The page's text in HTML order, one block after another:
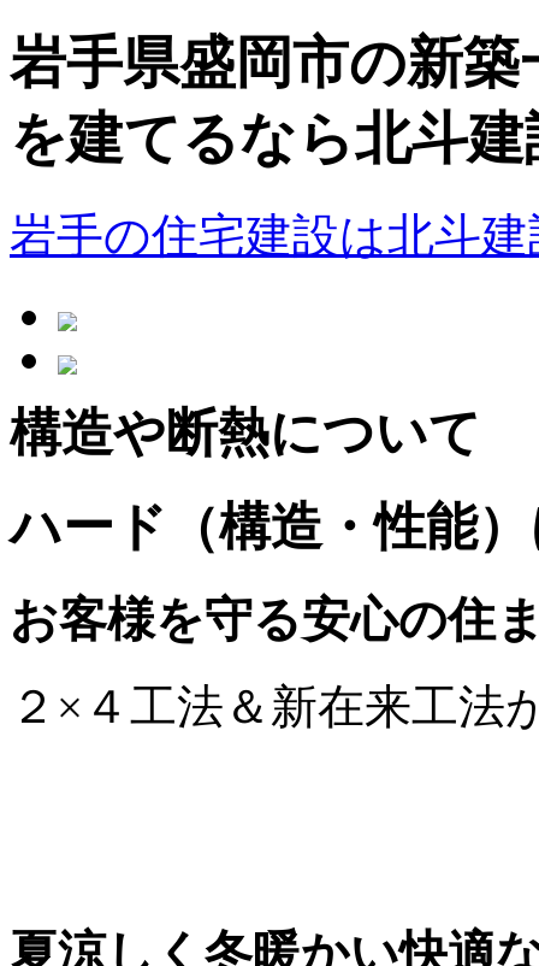
岩手県盛岡市の新
を建てるなら北斗
岩手の住宅建設は北斗建
構造や断熱について
ハード（構造・性能
お客様を守る安心の住
２×４工法＆新在来工法
夏涼しく冬暖かい快適